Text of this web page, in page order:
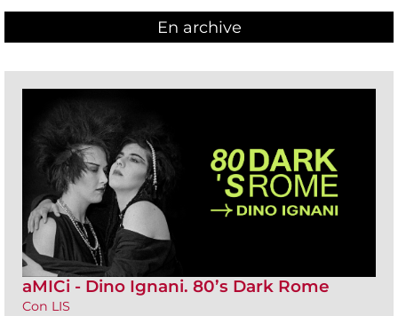
En archive
aMICi - Dino Ignani. 80’s Dark Rome
Con LIS